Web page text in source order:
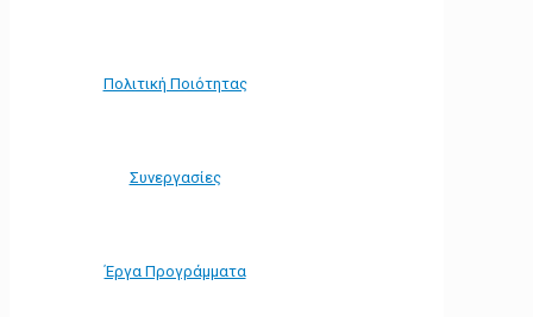
Πολιτική Ποιότητας
Συνεργασίες
Έργα Προγράμματα